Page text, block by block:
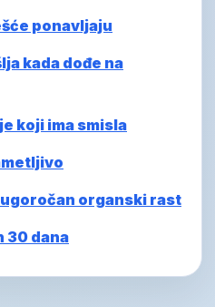
ponavljaju
kada dođe na
koji ima smisla
organski rast
30 dana